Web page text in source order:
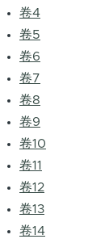
卷4
卷5
卷6
卷7
卷8
卷9
卷10
卷11
卷12
卷13
卷14